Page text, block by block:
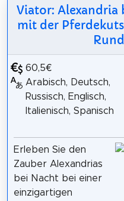
Viator: Alexandria
mit der
60,5€
Arabisch, Deutsch,
Russisch, Englisch,
Italienisch, Spanisch
Erleben Sie den
Zauber Alexandrias
bei Nacht bei einer
einzigartigen